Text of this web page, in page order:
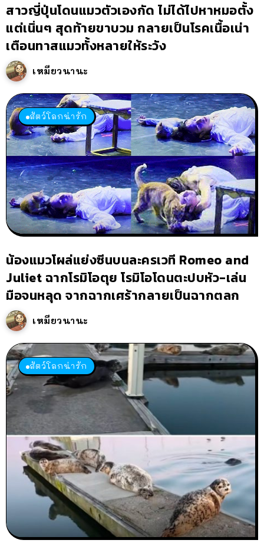
สาวญี่ปุ่นโดนแมวตัวเองกัด ไม่ได้ไปหาหมอตั้ง
แต่เนิ่นๆ สุดท้ายขาบวม กลายเป็นโรคเนื้อเน่า
เตือนทาสแมวทั้งหลายให้ระวัง
เหมียวนานะ
สัตว์โลกน่ารัก
น้องแมวโผล่แย่งซีนบนละครเวที Romeo and
Juliet ฉากโรมิโอตุย โรมิโอโดนตะปบหัว-เล่น
มือจนหลุด จากฉากเศร้ากลายเป็นฉากตลก
เหมียวนานะ
สัตว์โลกน่ารัก